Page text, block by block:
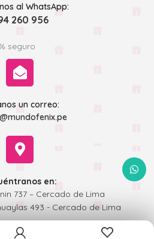
al WhatsApp:
260 956
seguro
un correo:
en:
737 – Cercado de Lima
493 - Cercado de Lima